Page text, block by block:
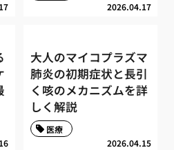
2026.04.17
大人のマイコプラズマ
肺炎の初期症状と長引
く咳のメカニズムを詳
しく解説
2026.04.15
医療